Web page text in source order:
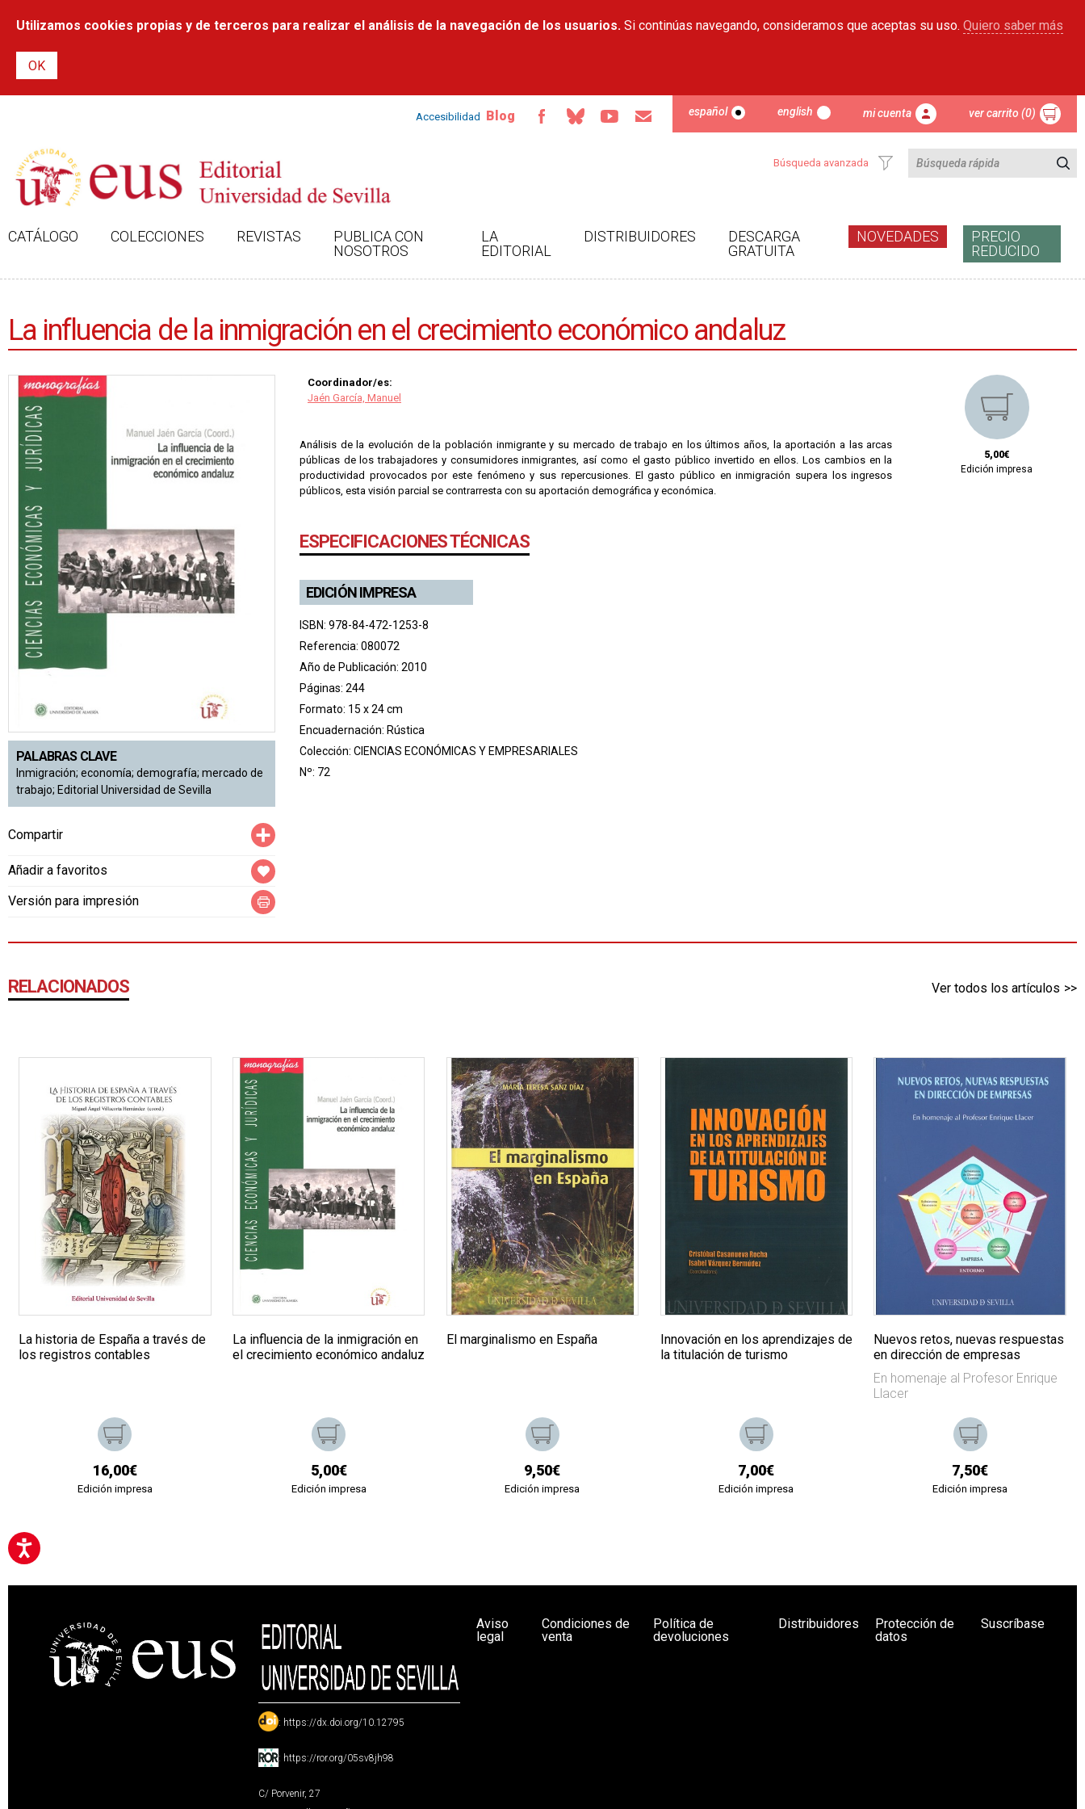
contenido
Utilizamos cookies propias y de terceros para realizar el análisis de la navegación de los usuarios. Si continúas navegando, consideramos que aceptas su uso. Quiero saber más
Accesibilidad Blog español english mi cuenta ver carrito (0)
Búsqueda avanzada
CATÁLOGO COLECCIONES REVISTAS
PUBLICA CON
NOSOTROS
LA
EDITORIAL
DISTRIBUIDORES
DESCARGA
GRATUITA
NOVEDADES
PRECIO
REDUCIDO
La influencia de la inmigración en el crecimiento económico andaluz
PALABRAS CLAVE
Inmigración; economía; demografía; mercado de
trabajo; Editorial Universidad de Sevilla
Compartir
Añadir a favoritos
Versión para impresión
Coordinador/es:
Jaén García, Manuel
Análisis de la evolución de la población inmigrante y su mercado de trabajo en los últimos años, la aportación a las arcas
públicas de los trabajadores y consumidores inmigrantes, así como el gasto público invertido en ellos. Los cambios en la
productividad provocados por este fenómeno y sus repercusiones. El gasto público en inmigración supera los ingresos
públicos, esta visión parcial se contrarresta con su aportación demográfica y económica.
ESPECIFICACIONES TÉCNICAS
EDICIÓN IMPRESA
ISBN: 978-84-472-1253-8
Referencia: 080072
Año de Publicación: 2010
Páginas: 244
Formato: 15 x 24 cm
Encuadernación: Rústica
Colección: CIENCIAS ECONÓMICAS Y EMPRESARIALES
Nº: 72
5,00€
Edición impresa
RELACIONADOS Ver todos los artículos
La historia de España a través de
los registros contables
16,00€
Edición impresa
La influencia de la inmigración en
el crecimiento económico andaluz
5,00€
Edición impresa
El marginalismo en España
9,50€
Edición impresa
Innovación en los aprendizajes de
la titulación de turismo
7,00€
Edición impresa
Nuevos retos, nuevas respuestas
en dirección de empresas
En homenaje al Profesor Enrique
Llacer
7,50€
Edición impresa
: https://dx.doi.org/10.12795
: https://ror.org/05sv8jh98
C/ Porvenir, 27
Aviso
legal
Condiciones de
venta
Política de
devoluciones
Distribuidores
Protección de
datos
Suscríbase